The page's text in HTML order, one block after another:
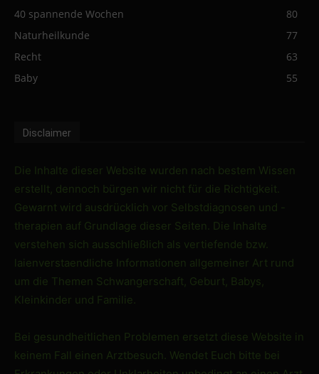
40 spannende Wochen
80
Naturheilkunde
77
Recht
63
Baby
55
Disclaimer
Die Inhalte dieser Website wurden nach bestem Wissen
erstellt, dennoch bürgen wir nicht für die Richtigkeit.
Gewarnt wird ausdrücklich vor Selbstdiagnosen und -
therapien auf Grundlage dieser Seiten. Die Inhalte
verstehen sich ausschließlich als vertiefende bzw.
laienverstaendliche Informationen allgemeiner Art rund
um die Themen Schwangerschaft, Geburt, Babys,
Kleinkinder und Familie.
Bei gesundheitlichen Problemen ersetzt diese Website in
keinem Fall einen Arztbesuch. Wendet Euch bitte bei